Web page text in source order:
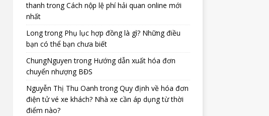
thanh trongCách nộp lệ phí hải quan online mới
nhất
Longtrong Phụ lục hợp đồng là gì? Những điều
bạn có thể bạn chưa biết
ChungNguyen trong Hướng dẫn xuất hóa đơn
chuyển nhượng BĐS
Nguyễn Thị Thu Oanh trongQuy định về hóa đơn
điện tử vé xe khách? Nhà xe cần áp dụng từ thời
điểm nào?